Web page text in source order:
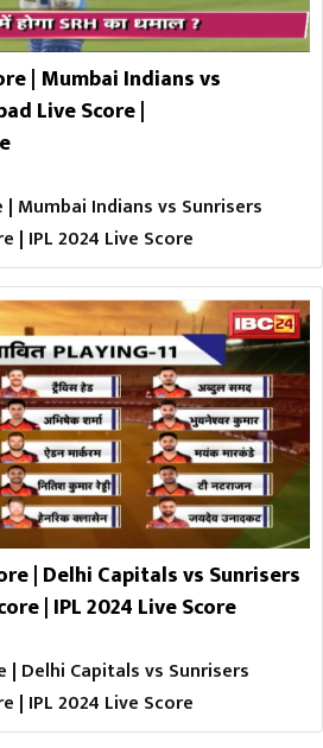
| Mumbai Indians vs
Live Score |
| Mumbai Indians vs Sunrisers
| IPL 2024 Live Score
| Delhi Capitals vs Sunrisers
| IPL 2024 Live Score
| Delhi Capitals vs Sunrisers
| IPL 2024 Live Score